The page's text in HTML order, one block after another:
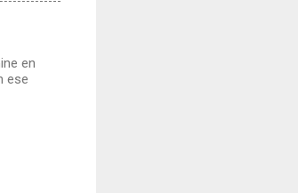
en
ese